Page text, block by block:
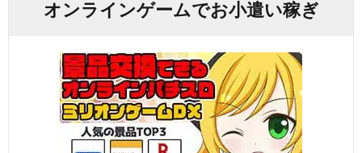
オンラインゲームでお小遣い稼ぎ